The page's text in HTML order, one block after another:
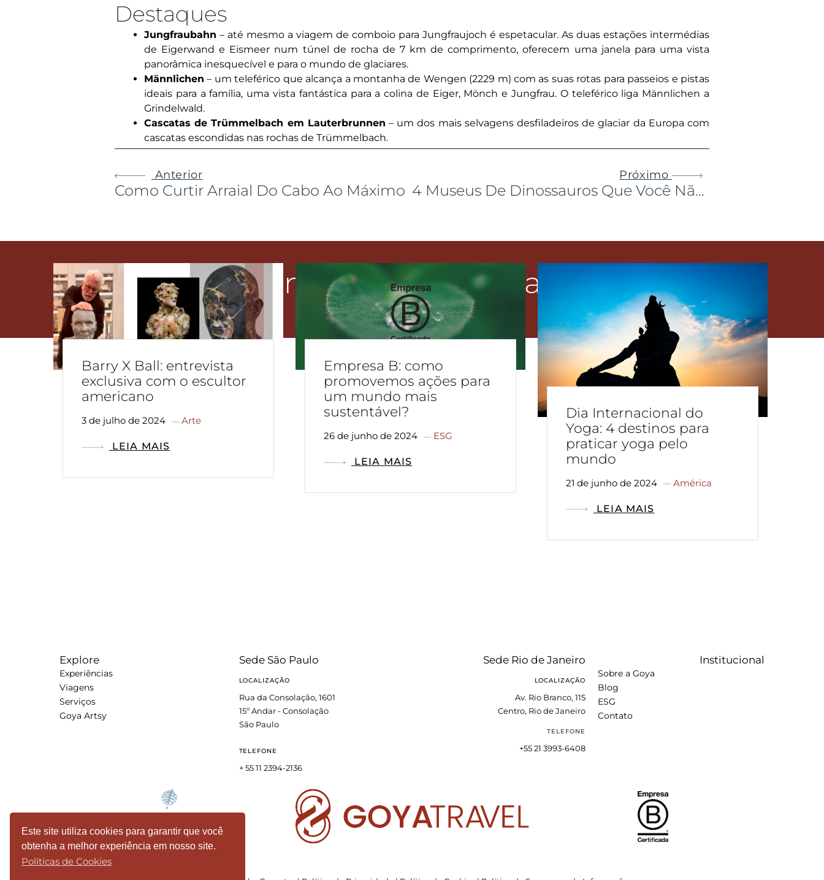
Destaques
Jungfraubahn – até mesmo a viagem de comboio para Jungfraujoch é espetacular. As duas estações intermédias
de Eigerwand e Eismeer num túnel de rocha de 7 km de comprimento, oferecem uma janela para uma vista
panorâmica inesquecível e para o mundo de glaciares.
Männlichen – um teleférico que alcança a montanha de Wengen (2229 m) com as suas rotas para passeios e pistas
ideais para a família, uma vista fantástica para a colina de Eiger, Mönch e Jungfrau. O teleférico liga Männlichen a
Grindelwald.
Cascatas de Trümmelbach em Lauterbrunnen – um dos mais selvagens desfiladeiros de glaciar da Europa com
cascatas escondidas nas rochas de Trümmelbach.
Anterior
Como Curtir Arraial Do Cabo Ao Máximo
Próximo
4 Museus De Dinossauros Que Você Não Pode Deixar De Conhecer No Japão
Conteúdo Relacionado
Barry X Ball: entrevista
exclusiva com o escultor
americano
3 de julho de 2024 Arte
LEIA MAIS
Empresa B: como
promovemos ações para
um mundo mais
sustentável?
26 de junho de 2024 ESG
LEIA MAIS
Dia Internacional do
Yoga: 4 destinos para
praticar yoga pelo
mundo
21 de junho de 2024 América
LEIA MAIS
Explore
Experiências
Viagens
Serviços
Goya Artsy
Sede São Paulo
LOCALIZAÇÃO
Rua da Consolação, 1601
15º Andar - Consolação
São Paulo
TELEFONE
+ 55 11 2394-2136
Sede Rio de Janeiro
LOCALIZAÇÃO
Av. Rio Branco, 115
Centro, Rio de Janeiro
TELEFONE
+55 21 3993-6408
Institucional
Sobre a Goya
Blog
ESG
Contato
Este site utiliza cookies para garantir que você
obtenha a melhor experiência em nosso site.
Políticas de Cookies